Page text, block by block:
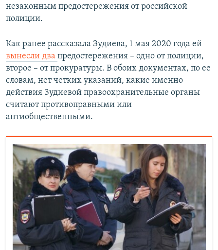
незаконным предостережения от российской
полиции.
Как ранее рассказала Зудиева, 1 мая 2020 года ей
вынесли два предостережения – одно от полиции,
второе – от прокуратуры. В обоих документах, по ее
словам, нет четких указаний, какие именно
действия Зудиевой правоохранительные органы
считают противоправными или
антиобщественными.